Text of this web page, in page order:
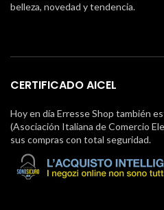
belleza, novedad y tendencia.
CERTIFICADO AICEL
Hoy en día Erresse Shop también
(Asociación Italiana de Comercio
sus compras con total seguridad.